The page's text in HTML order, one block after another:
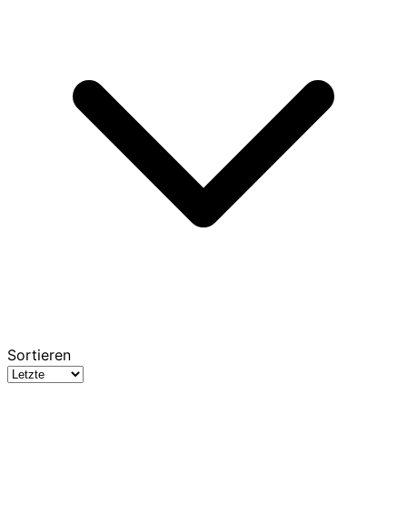
Sortieren